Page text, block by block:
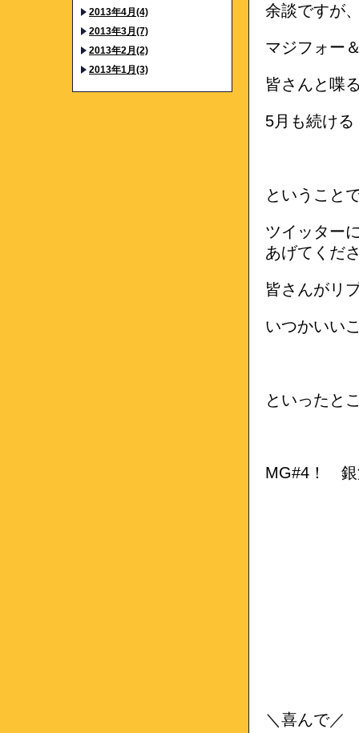
2013年4月(4)
2013年3月(7)
2013年2月(2)
2013年1月(3)
余談ですが
マジフォー
皆さんと喋
5月も続け
ということ
ツイッター
あげてくだ
皆さんがリ
いつかいい
といったと
MG#4！
＼喜んで／